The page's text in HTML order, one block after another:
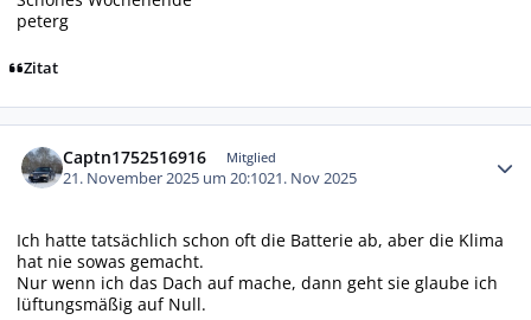
peterg
Zitat
Captn1752516916 Mitglied
21. November 2025 um 20:1021. Nov 2025
Ich hatte tatsächlich schon oft die Batterie ab, aber die Klima
hat nie sowas gemacht.
Nur wenn ich das Dach auf mache, dann geht sie glaube ich
lüftungsmäßig auf Null.